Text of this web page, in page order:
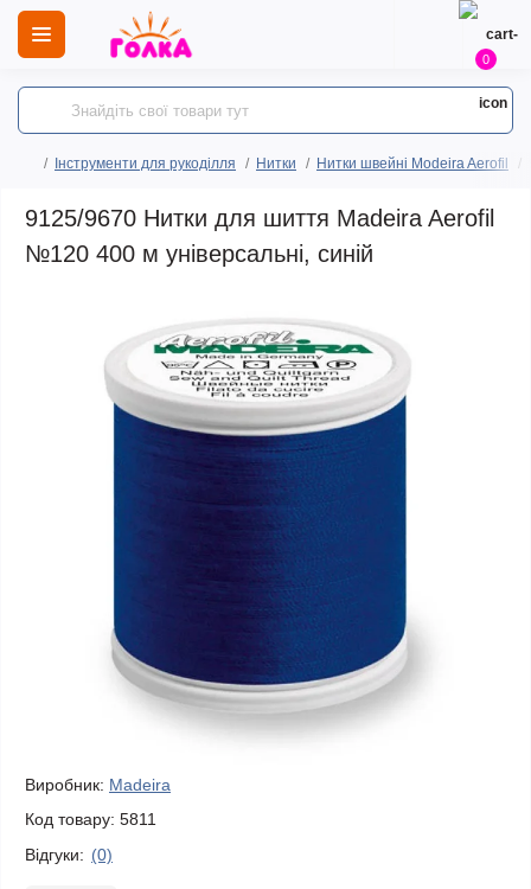
0
Інструменти для рукоділля Нитки Нитки швейні Modeira Aerofil
9125/9670 Нитки для шиття Madeira Aerofil
№120 400 м універсальні, синій
Виробник: Madeira
Код товару: 5811
Відгуки: (0)